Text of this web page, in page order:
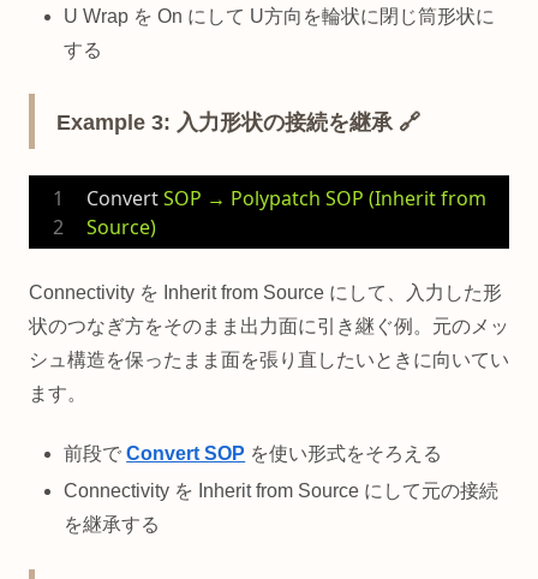
U Wrap を On にして U方向を輪状に閉じ筒形状に
する
Example 3: 入力形状の接続を継承 🔗
ConvertSOP → Polypatch SOP (Inherit from
Source)
Connectivity を Inherit from Source にして、入力した形
状のつなぎ方をそのまま出力面に引き継ぐ例。元のメッ
シュ構造を保ったまま面を張り直したいときに向いてい
ます。
前段でConvert SOP を使い形式をそろえる
Connectivity を Inherit from Source にして元の接続
を継承する